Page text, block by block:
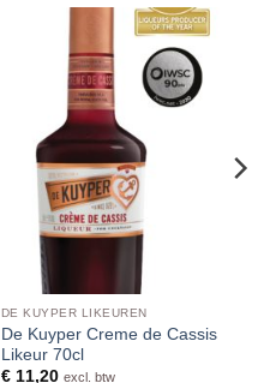
DE KUYPER LIKEUREN
De Kuyper Creme de Cassis
Likeur 70cl
€11,20 excl. btw